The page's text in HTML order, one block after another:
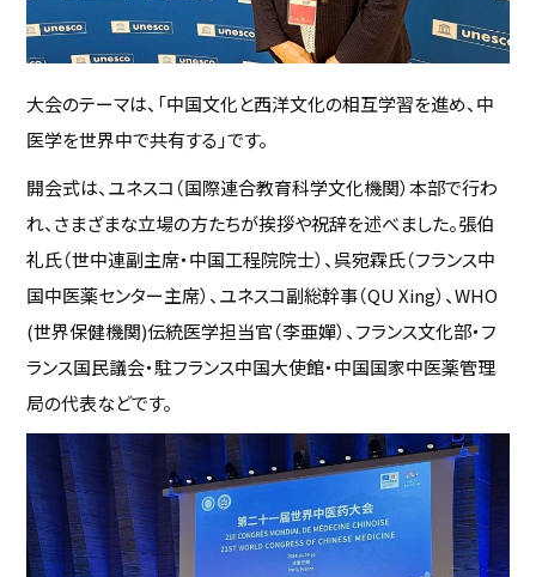
大会のテーマは、「中国文化と西洋文化の相互学習を進め、中
医学を世界中で共有する」です。
開会式は、ユネスコ（国際連合教育科学文化機関）本部で行わ
れ、さまざまな立場の方たちが挨拶や祝辞を述べました。張伯
礼氏（世中連副主席・中国工程院院士）、呉宛霖氏（フランス中
国中医薬センター主席）、ユネスコ副総幹事（QU Xing）、WHO
(世界保健機関)伝統医学担当官（李亜嬋）、フランス文化部・フ
ランス国民議会・駐フランス中国大使館・中国国家中医薬管理
局の代表などです。